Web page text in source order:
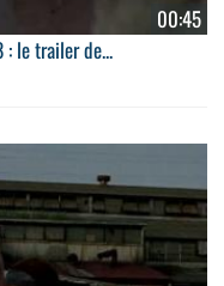
00:45
: le trailer de...